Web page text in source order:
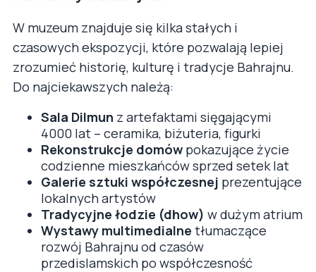
W muzeum znajduje się kilka stałych i
czasowych ekspozycji, które pozwalają lepiej
zrozumieć historię, kulturę i tradycje Bahrajnu.
Do najciekawszych należą:
Sala Dilmun z artefaktami sięgającymi
4000 lat – ceramika, biżuteria, figurki
Rekonstrukcje domów pokazujące życie
codzienne mieszkańców sprzed setek lat
Galerie sztuki współczesnej prezentujące
lokalnych artystów
Tradycyjne łodzie (dhow) w dużym atrium
Wystawy multimedialne tłumaczące
rozwój Bahrajnu od czasów
przedislamskich po współczesność